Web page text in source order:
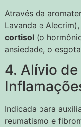
Através da
Lavanda e
cortisol (o
ansiedade, o
4. Alívio
Indicada para
reumatismo e